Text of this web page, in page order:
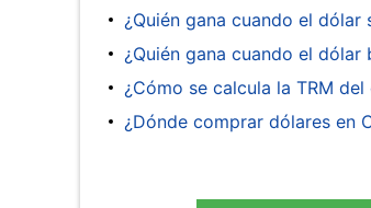
¿Quién gana cuando el dólar
¿Quién gana cuando el dólar
¿Cómo se calcula la TRM
¿Dónde comprar dólares en